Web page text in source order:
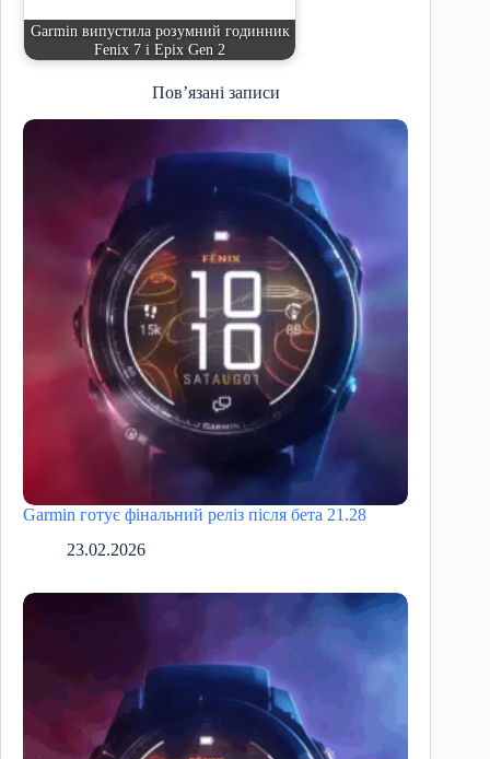
Garmin випустила розумний годинник
Fenix ​​7 і Epix Gen 2
Пов’язані записи
Garmin готує фінальний реліз після бета 21.28
23.02.2026